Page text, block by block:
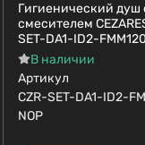
Гигиенический душ
смесителем
SET-DA1-ID2-
В наличии
Артикул
CZR-SET-DA1-ID2-
NOP